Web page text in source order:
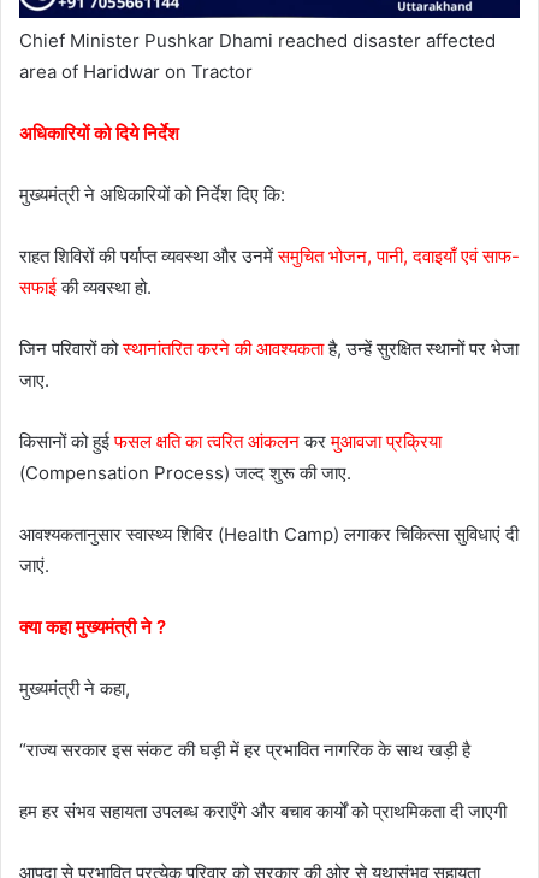
Chief Minister Pushkar Dhami reached disaster affected
area of Haridwar on Tractor
अधिकारियों को दिये निर्देश
मुख्यमंत्री ने अधिकारियों को निर्देश दिए कि:
राहत शिविरों की पर्याप्त व्यवस्था और उनमेंसमुचित भोजन, पानी, दवाइयाँ एवं साफ-
सफाईकी व्यवस्था हो.
जिन परिवारों कोस्थानांतरित करने की आवश्यकताहै, उन्हें सुरक्षित स्थानों पर भेजा
जाए.
किसानों को हुईफसल क्षति का त्वरित आंकलनकरमुआवजा प्रक्रिया
(Compensation Process) जल्द शुरू की जाए.
आवश्यकतानुसार स्वास्थ्य शिविर (Health Camp) लगाकर चिकित्सा सुविधाएं दी
जाएं.
क्या कहा मुख्यमंत्री ने ?
मुख्यमंत्री ने कहा,
“राज्य सरकार इस संकट की घड़ी में हर प्रभावित नागरिक के साथ खड़ी है
हम हर संभव सहायता उपलब्ध कराएँगे और बचाव कार्यों को प्राथमिकता दी जाएगी
आपदा से प्रभावित प्रत्येक परिवार को सरकार की ओर से यथासंभव सहायता